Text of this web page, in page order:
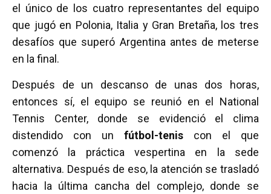
el único de los cuatro representantes del equipo
que jugó en Polonia, Italia y Gran Bretaña, los tres
desafíos que superó Argentina antes de meterse
en la final.
Después de un descanso de unas dos horas,
entonces sí, el equipo se reunió en el National
Tennis Center, donde se evidenció el clima
distendido con un fútbol-tenis con el que
comenzó la práctica vespertina en la sede
alternativa. Después de eso, la atención se trasladó
hacia la última cancha del complejo, donde se